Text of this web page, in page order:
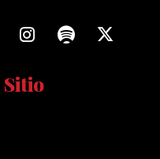
Sitio